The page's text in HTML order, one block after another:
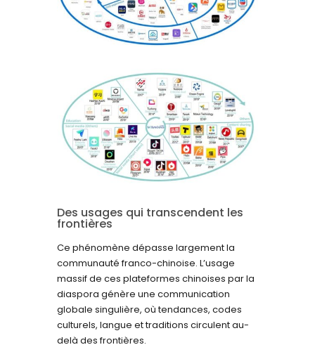
Des usages qui transcendent les
frontières
Ce phénomène dépasse largement la
communauté franco-chinoise. L’usage
massif de ces plateformes chinoises par la
diaspora génère une communication
globale singulière, où tendances, codes
culturels, langue et traditions circulent au-
delà des frontières.